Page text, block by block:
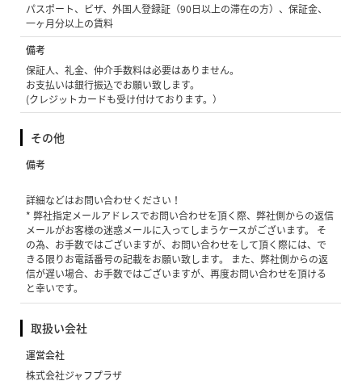
パスポート、ビザ、外国人登録証（90日以上の滞在の方）、保証金、
一ヶ月分以上の賃料
備考
保証人、礼金、仲介手数料は必要はありません。
お支払いは銀行振込でお願い致します。
(クレジットカードも受け付けております。）
その他
備考
詳細などはお問い合わせください！
* 弊社指定メールアドレスでお問い合わせを頂く際、弊社側からの返信
メールがお客様の迷惑メールに入ってしまうケースがございます。 そ
の為、お手数ではございますが、お問い合わせをして頂く際には、で
きる限りお電話番号の記載をお願い致します。 また、弊社側からの返
信が遅い場合、お手数ではございますが、再度お問い合わせを頂ける
と幸いです。
取扱い会社
運営会社
株式会社ジャフプラザ